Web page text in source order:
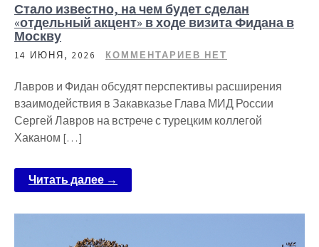
Стало известно, на чем будет сделан
«отдельный акцент» в ходе визита Фидана в
Москву
14 ИЮНЯ, 2026 КОММЕНТАРИЕВ НЕТ
Лавров и Фидан обсудят перспективы расширения
взаимодействия в Закавказье Глава МИД России
Сергей Лавров на встрече с турецким коллегой
Хаканом […]
Читать далее →